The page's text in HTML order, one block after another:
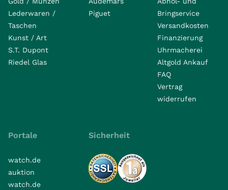
Lederwaren /
Taschen
Kunst / Art
S.T. Dupont
Riedel Glas
Piguet
Bringservice
Versandkosten
Finanzierung
Uhrmacherei
Altgold Ankauf
FAQ
Vertrag
widerrufen
Portale
watch.de
auktion
watch.de
Sicherheit